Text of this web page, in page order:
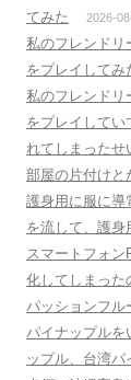
てみた
2026-
私のフレンドリ
をプレイしてみ
私のフレンドリ
をプレイしてい
れてしまったせ
部屋の片付けと
護身用に服に導
を流して、護身
スマートフォン
化してしまった
パッションフル
パイナップルを
ップル、台湾パ